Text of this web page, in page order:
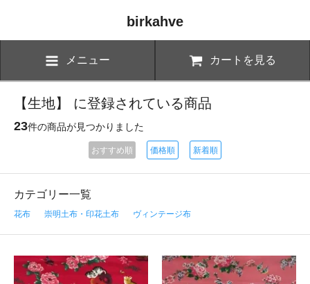
birkahve
メニュー カートを見る
【生地】 に登録されている商品
23件の商品が見つかりました
おすすめ順 価格順 新着順
カテゴリー一覧
花布 崇明土布・印花土布 ヴィンテージ布